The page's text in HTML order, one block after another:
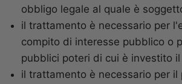
obbligo legale al quale è
il trattamento è necessario per
compito di interesse pubblico o
pubblici poteri di cui è investito
il trattamento è necessario per il